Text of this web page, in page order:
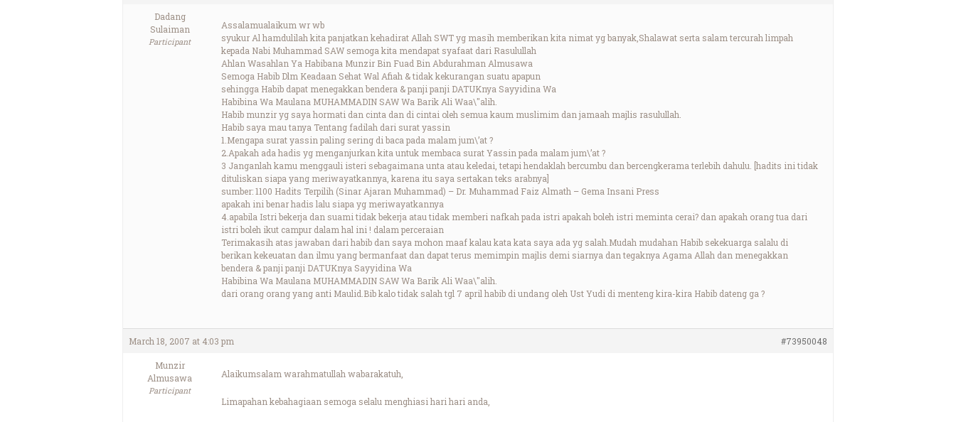
Dadang
Sulaiman
Participant
Assalamualaikum wr wb
syukur Al hamdulilah kita panjatkan kehadirat Allah SWT yg masih memberikan kita nimat yg banyak,Shalawat serta salam tercurah limpah
kepada Nabi Muhammad SAW semoga kita mendapat syafaat dari Rasulullah
Ahlan Wasahlan Ya Habibana Munzir Bin Fuad Bin Abdurahman Almusawa
Semoga Habib Dlm Keadaan Sehat Wal Afiah & tidak kekurangan suatu apapun
sehingga Habib dapat menegakkan bendera & panji panji DATUKnya Sayyidina Wa
Habibina Wa Maulana MUHAMMADIN SAW Wa Barik Ali Waa\"alih.
Habib munzir yg saya hormati dan cinta dan di cintai oleh semua kaum muslimim dan jamaah majlis rasulullah.
Habib saya mau tanya Tentang fadilah dari surat yassin
1.Mengapa surat yassin paling sering di baca pada malam jum\’at ?
2.Apakah ada hadis yg menganjurkan kita untuk membaca surat Yassin pada malam jum\’at ?
3 Janganlah kamu menggauli isteri sebagaimana unta atau keledai, tetapi hendaklah bercumbu dan bercengkerama terlebih dahulu. [hadits ini tidak
dituliskan siapa yang meriwayatkannya, karena itu saya sertakan teks arabnya]
sumber: 1100 Hadits Terpilih (Sinar Ajaran Muhammad) – Dr. Muhammad Faiz Almath – Gema Insani Press
apakah ini benar hadis lalu siapa yg meriwayatkannya
4.apabila Istri bekerja dan suami tidak bekerja atau tidak memberi nafkah pada istri apakah boleh istri meminta cerai? dan apakah orang tua dari
istri boleh ikut campur dalam hal ini ! dalam perceraian
Terimakasih atas jawaban dari habib dan saya mohon maaf kalau kata kata saya ada yg salah.Mudah mudahan Habib sekekuarga salalu di
berikan kekeuatan dan ilmu yang bermanfaat dan dapat terus memimpin majlis demi siarnya dan tegaknya Agama Allah dan menegakkan
bendera & panji panji DATUKnya Sayyidina Wa
Habibina Wa Maulana MUHAMMADIN SAW Wa Barik Ali Waa\"alih.
dari orang orang yang anti Maulid.Bib kalo tidak salah tgl 7 april habib di undang oleh Ust Yudi di menteng kira-kira Habib dateng ga ?
March 18, 2007 at 4:03 pm #73950048
Munzir
Almusawa
Participant
Alaikumsalam warahmatullah wabarakatuh,
Limapahan kebahagiaan semoga selalu menghiasi hari hari anda,